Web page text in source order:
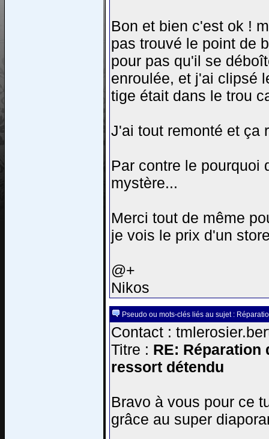
Bon et bien c'est ok !
pas trouvé le point de
pour pas qu'il se
enroulée, et j'ai clipsé
tige était dans le trou
J'ai tout remonté et ça
Par contre le pourquoi
mystère...
Merci tout de même
je vois le prix d'un
@+
Nikos
Pseudo ou mots-clés liés au sujet :
Contact :
Titre : RE: Réparation
ressort détendu
Bravo à vous pour ce
grâce au super